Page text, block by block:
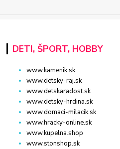
DETI, ŠPORT, HOBBY
www.kamenik.sk
www.detsky-raj.sk
www.detskaradost.sk
www.detsky-hrdina.sk
www.domaci-milacik.sk
www.hracky-online.sk
www.kupelna.shop
www.stonshop.sk